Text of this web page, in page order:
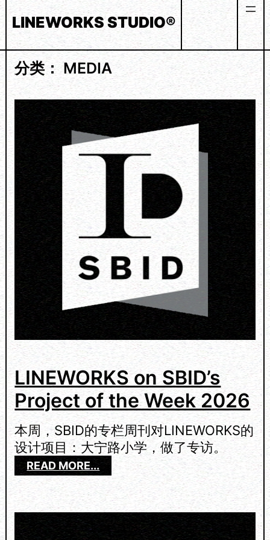
Skip
to
content
LINEWORKS STUDIO®
分类：MEDIA
LINEWORKS on SBID’s
Project of the Week 2026
本周，SBID的专栏周刊对LINEWORKS的
设计项目：大宁路小学，做了专访。
READ MORE...：
L
E